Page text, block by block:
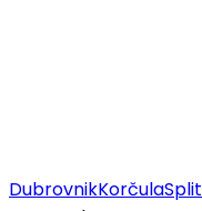
DubrovnikKorčulaSplit